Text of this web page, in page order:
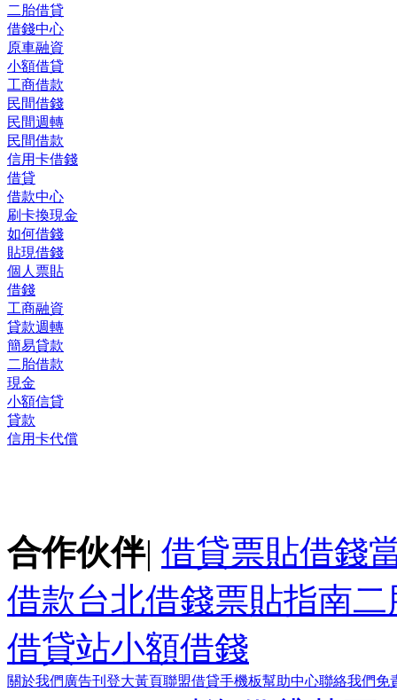
二胎借貸
借錢中心
原車融資
小額借貸
工商借款
民間借錢
民間週轉
民間借款
信用卡借錢
借貸
借款中心
刷卡換現金
如何借錢
貼現借錢
個人票貼
借錢
工商融資
貸款週轉
簡易貸款
二胎借款
現金
小額信貸
貸款
信用卡代償
合作伙伴| 借貸票貼借錢
借款台北借錢票貼指南二
借貸站小額借錢
關於我們 廣告刊登大黃頁聯盟借貸手機板幫助中心聯絡我們免